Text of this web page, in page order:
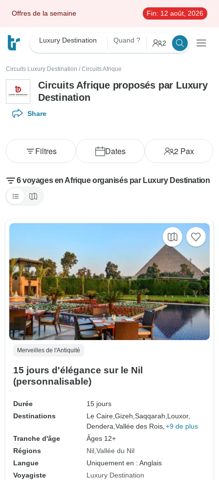
Offres de la semaine Fin: 12 août, 2026
Luxury Destination Quand ? 2
Circuits Luxury Destination / Circuits Afrique
Circuits Afrique proposés par Luxury
Destination
Share
Dates 2Pax
Filtres
6 voyages en Afrique organisés par Luxury Destination
Merveilles de l'Antiquité
15 jours d'élégance sur le Nil
(personnalisable)
Durée
15 jours
Destinations
Le Caire,Gizeh,Saqqarah, Louxor,
Dendera,Vallée des Rois, +9 de plus
Tranche d'âge
Âges 12+
Régions
Nil Vallée du Nil
Langue
Uniquement en : Anglais
Voyagiste
Luxury Destination